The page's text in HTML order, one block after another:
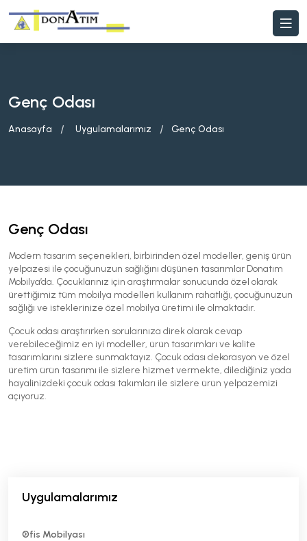
Genç Odası
Anasayfa Uygulamalarımız Genç Odası
Genç Odası
Modern tasarım seçenekleri, birbirinden özel modeller, geniş ürün
yelpazesi ile çocuğunuzun sağlığını düşünen tasarımlar Donatım
Mobilya’da. Çocuklarınız için araştırmalar sonucunda özel olarak
ürettiğimiz tüm mobilya modelleri kullanım rahatlığı, çocuğunuzun
sağlığı ve isteklerinize özel mobilya üretimi ile olmaktadır.
Çocuk odası araştırırken sorularınıza direk olarak cevap
verebileceğimiz en iyi modeller, ürün tasarımları ve kalite
tasarımlarını sizlere sunmaktayız. Çocuk odası dekorasyon ve özel
üretim ürün tasarımı ile sizlere hizmet vermekte, dilediğiniz yada
hayalinizdeki çocuk odası takımları ile sizlere ürün yelpazemizi
açıyoruz.
Uygulamalarımız
Ofis Mobilyası